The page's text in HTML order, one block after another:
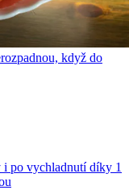
když do
i po vychladnutí díky 1